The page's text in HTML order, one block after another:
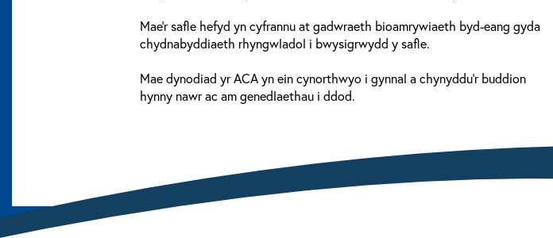
Mae'r safle hefyd yn cyfrannu at gadwraeth bioamrywiaeth byd-eang gyda
chydnabyddiaeth rhyngwladol i bwysigrwydd y safle.
Mae dynodiad yr ACA yn ein cynorthwyo i gynnal a chynyddu'r buddion
hynny nawr ac am genedlaethau i ddod.